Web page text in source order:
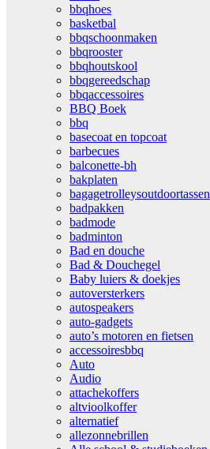
bbqhoes
basketbal
bbqschoonmaken
bbqrooster
bbqhoutskool
bbqgereedschap
bbqaccessoires
BBQ Boek
bbq
basecoat en topcoat
barbecues
balconette-bh
bakplaten
bagagetrolleysoutdoortassen
badpakken
badmode
badminton
Bad en douche
Bad & Douchegel
Baby luiers & doekjes
autoversterkers
autospeakers
auto-gadgets
auto’s motoren en fietsen
accessoiresbbq
Auto
Audio
attachekoffers
altvioolkoffer
alternatief
allezonnebrillen